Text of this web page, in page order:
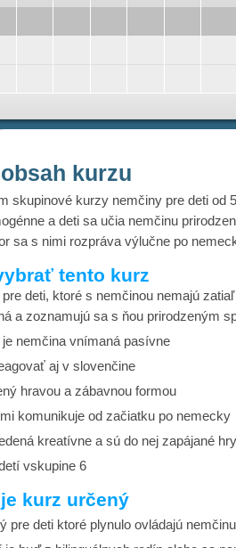
kurzu
skupinové kurzy nemčiny pre deti od
a deti sa učia nemčinu
sa s nimi rozpráva výlučne po
tento kurz
deti, ktoré s nemčinou nemajú
a zoznamujú sa s ňou prirodzeným
nemčina vnímaná pasívne
aj v slovenčine
hravou a zábavnou formou
komunikuje od začiatku po nemecky
kreatívne a sú do nej zapájané
vskupine 6
kurz určený
pre deti ktoré plynulo ovládajú